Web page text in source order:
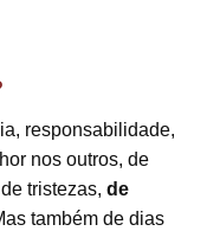
responsabilidade,
nos outros, de
tristezas, de
também de dias